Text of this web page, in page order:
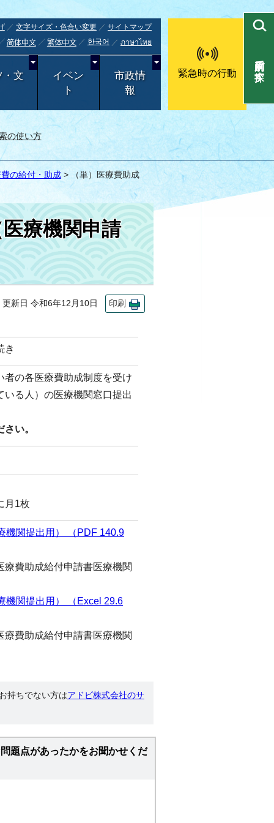
文字サイズ・色合い変更
サイトマップ
简体中文 繁体中文 한국어 ภาษาไทย
・文
イベン
ト
市政情
報
緊急時の行動
の使い方
目的別で探す
費の給付・助成> （単）医療費助成
療機関申請
新日 令和6年12月10日 印刷
き
の各医療費助成制度を受け
る人）の医療機関窓口提出
い。
月1枚
機関提出用） （PDF 140.9
費助成給付申請書医療機関
機関提出用） （Excel 29.6
費助成給付申請書医療機関
持ちでない方はアドビ株式会社のサ
題点があったかをお聞かせくだ